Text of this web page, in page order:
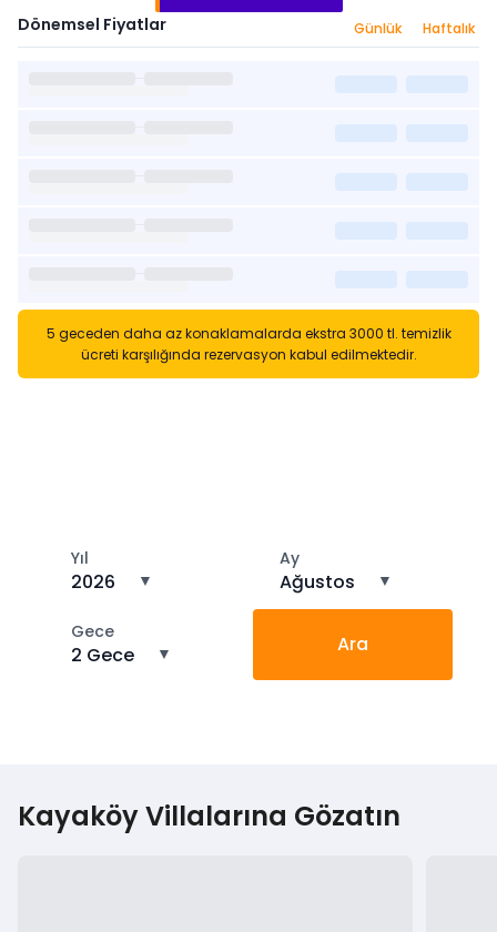
Dönemsel Fiyatlar Günlük Haftalık
5 geceden daha az konaklamalarda ekstra 3000 tl. temizlik
ücreti karşılığında rezervasyon kabul edilmektedir.
Yıl
2026 ▼
Ay
Ağustos ▼
Gece
2 Gece ▼ Ara
Kayaköy Villalarına Gözatın